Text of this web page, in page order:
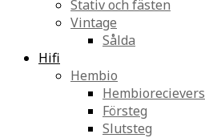
Stativ och fästen
Vintage
Sålda
Hifi
Hembio
Hembiorecievers
Försteg
Slutsteg